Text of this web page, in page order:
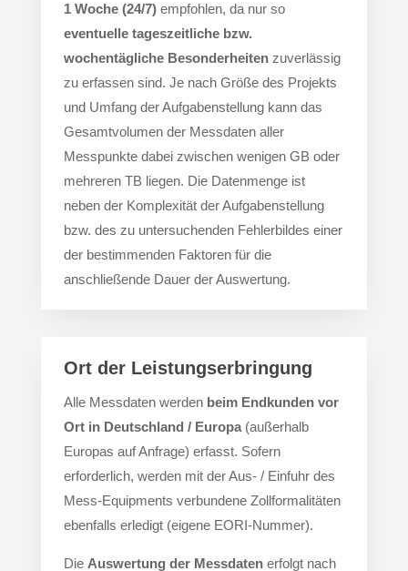
1 Woche (24/7)empfohlen, da nur so
eventuelle tageszeitliche bzw.
wochentägliche Besonderheitenzuverlässig
zu erfassen sind. Je nach Größe des Projekts
und Umfang der Aufgabenstellung kann das
Gesamtvolumen der Messdaten aller
Messpunkte dabei zwischen wenigen GB oder
mehreren TB liegen. Die Datenmenge ist
neben der Komplexität der Aufgabenstellung
bzw. des zu untersuchenden Fehlerbildes einer
der bestimmenden Faktoren für die
anschließende Dauer der Auswertung.
Ort der Leistungserbringung
Alle Messdaten werden beim Endkunden vor
Ort in Deutschland / Europa(außerhalb
Europas auf Anfrage) erfasst. Sofern
erforderlich, werden mit der Aus- / Einfuhr des
Mess-Equipments verbundene Zollformalitäten
ebenfalls erledigt (eigene EORI-Nummer).
Die Auswertung der Messdatenerfolgt nach